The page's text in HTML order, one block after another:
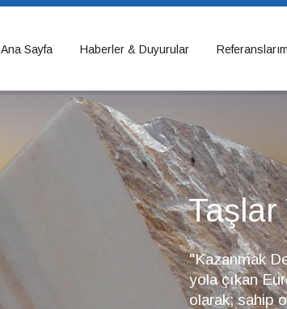
Ana Sayfa Haberler & Duyurular
Taşlar
"Kazanmak
yola çıkan
olarak; sahip